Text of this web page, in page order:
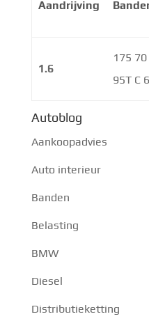
Aandrijving
1.6
175
95T C
Autoblog
Aankoopadvies
Auto interieur
Banden
Belasting
BMW
Diesel
Distributieketting